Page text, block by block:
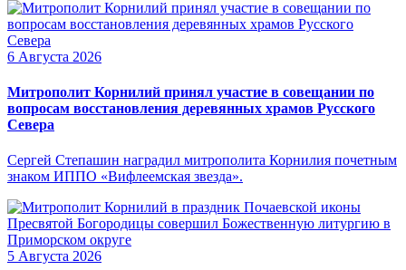
6 Августа 2026
Митрополит Корнилий принял участие в совещании по
вопросам восстановления деревянных храмов Русского
Севера
Сергей Степашин наградил митрополита Корнилия почетным
знаком ИППО «Вифлеемская звезда».
5 Августа 2026